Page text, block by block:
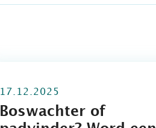
17.12.2025
Boswachter of